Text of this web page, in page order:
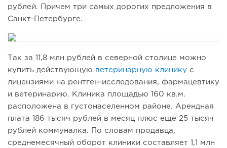
рублей. Причем три самых дорогих предложения в
Санкт-Петербурге.
Так за 11,8 млн рублей в северной столице можно
купить действующую ветеринарную клинику с
лицензиями на рентген-исследования, фармацевтику
и ветеринарию. Клиника площадью 160 кв.м.
расположена в густонаселенном районе. Арендная
плата 186 тысяч рублей в месяц плюс еще 25 тысяч
рублей коммуналка. По словам продавца,
среднемесячный оборот клиники составляет 1,1 млн